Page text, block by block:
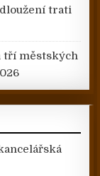
trati
tří městských